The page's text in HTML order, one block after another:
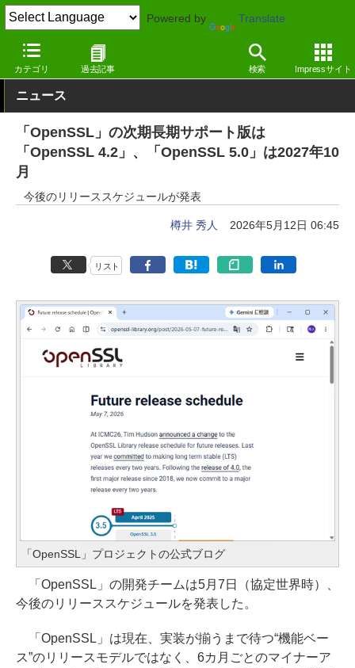
Powered by Translate
カテゴリ 過去記事 検索 Impressサイト
窓の杜 セキュリティ その他
ニュース
「OpenSSL」の次期長期サポート版は
「OpenSSL 4.2」、「OpenSSL 5.0」は2027年10
月
今後のリリーススケジュールが発表
樽井 秀人 2026年5月12日 06:45
リスト
「OpenSSL」プロジェクトの公式ブログ
「OpenSSL」の開発チームは5月7日（協定世界時）、
今後のリリーススケジュールを発表した。
「OpenSSL」は現在、実装が揃うまで待つ“機能ベー
ス”のリリースモデルではなく、6カ月ごとのマイナーア